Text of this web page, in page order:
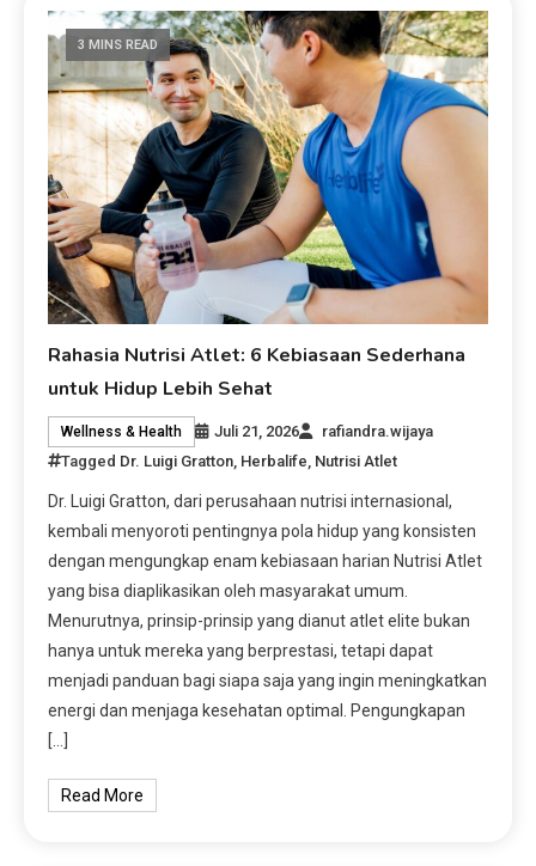
3 MINS READ
Rahasia Nutrisi Atlet: 6 Kebiasaan Sederhana
untuk Hidup Lebih Sehat
Wellness & Health Juli 21, 2026
rafiandra.wijaya
Tagged Dr. Luigi Gratton Herbalife Nutrisi Atlet
Dr. Luigi Gratton, dari perusahaan nutrisi internasional,
kembali menyoroti pentingnya pola hidup yang konsisten
dengan mengungkap enam kebiasaan harian Nutrisi Atlet
yang bisa diaplikasikan oleh masyarakat umum.
Menurutnya, prinsip-prinsip yang dianut atlet elite bukan
hanya untuk mereka yang berprestasi, tetapi dapat
menjadi panduan bagi siapa saja yang ingin meningkatkan
energi dan menjaga kesehatan optimal. Pengungkapan
[…]
Read More